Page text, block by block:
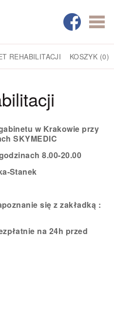
REHABILITACJI KOSZYK (0)
w Krakowie przy
SKYMEDIC
8.00-20.00
Stanek
się z zakładką :
na 24h przed